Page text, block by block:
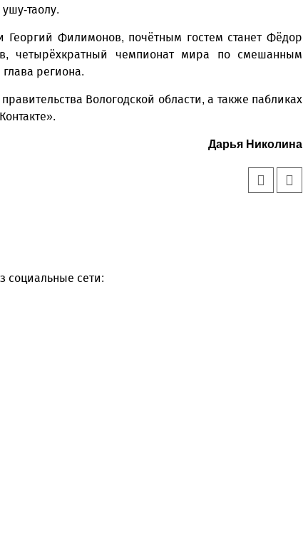
Георгий Филимонов, почётным гостем станет Фёдор
четырёхкратный чемпионат мира по смешанным
региона.
Вологодской области, а также пабликах
Дарья Николина
социальные сети: